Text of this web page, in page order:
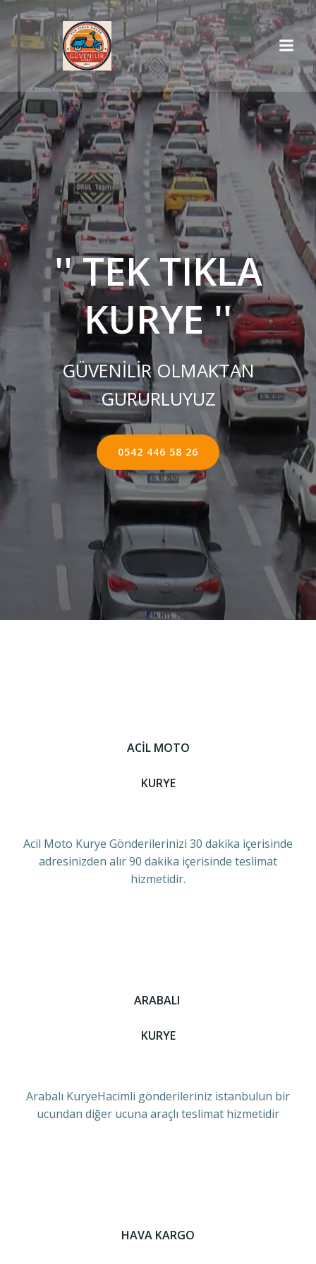
İçeriğe
geç
'' TEK TIKLA
KURYE ''
GÜVENİLİR OLMAKTAN
GURURLUYUZ
0542 446 58 26
ACİL MOTO
KURYE
Acil Moto Kurye Gönderilerinizi 30 dakika içerisinde
adresinizden alır 90 dakika içerisinde teslimat
hizmetidir.
ARABALI
KURYE
Arabalı KuryeHacimli gönderileriniz istanbulun bir
ucundan diğer ucuna araçlı teslimat hizmetidir
HAVA KARGO